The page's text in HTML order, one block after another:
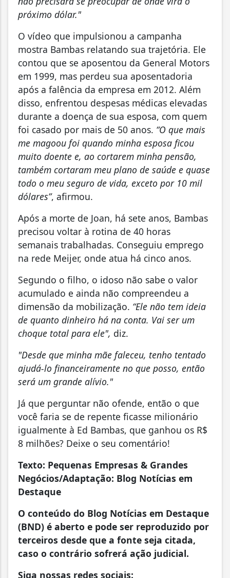
próximo dólar."
O vídeo que impulsionou a campanha
mostra Bambas relatando sua trajetória. Ele
contou que se aposentou da General Motors
em 1999, mas perdeu sua aposentadoria
após a falência da empresa em 2012. Além
disso, enfrentou despesas médicas elevadas
durante a doença de sua esposa, com quem
foi casado por mais de 50 anos. “O que mais
me magoou foi quando minha esposa ficou
muito doente e, ao cortarem minha pensão,
também cortaram meu plano de saúde e quase
todo o meu seguro de vida, exceto por 10 mil
dólares”, afirmou.
Após a morte de Joan, há sete anos, Bambas
precisou voltar à rotina de 40 horas
semanais trabalhadas. Conseguiu emprego
na rede Meijer, onde atua há cinco anos.
Segundo o filho, o idoso não sabe o valor
acumulado e ainda não compreendeu a
dimensão da mobilização. “Ele não tem ideia
de quanto dinheiro há na conta. Vai ser um
choque total para ele", diz.
"Desde que minha mãe faleceu, tenho tentado
ajudá-lo financeiramente no que posso, então
será um grande alívio."
Já que perguntar não ofende, então o que
você faria se de repente ficasse milionário
igualmente à Ed Bambas, que ganhou os R$
8 milhões? Deixe o seu comentário!
Texto: Pequenas Empresas & Grandes
Negócios/Adaptação: Blog Notícias em
Destaque
O conteúdo do Blog Notícias em Destaque
(BND) é aberto e pode ser reproduzido por
terceiros desde que a fonte seja citada,
caso o contrário sofrerá ação judicial.
Siga nossas redes sociais: